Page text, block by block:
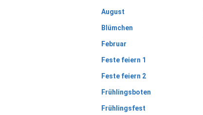
August
Blümchen
Februar
Feste feiern 1
Feste feiern 2
Frühlingsboten
Frühlingsfest